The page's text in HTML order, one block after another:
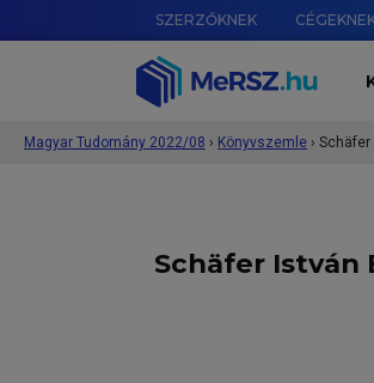
SZERZŐKNEK
Magyar Tudomány 2022/08 › Könyvszemle › Schäfer
Schäfer István